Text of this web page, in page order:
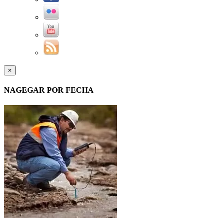
×
NAGEGAR POR FECHA